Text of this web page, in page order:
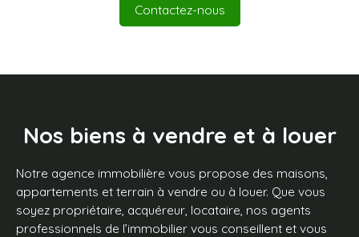
Contactez-nous
Nos biens à vendre et à louer
Notre agence immobilière vous propose des maisons,
appartements et terrain à vendre ou à louer. Que vous
soyez propriétaire, acquéreur, locataire, nos agents
professionnels de l’immobilier vous conseillent et vous